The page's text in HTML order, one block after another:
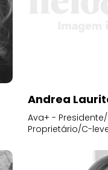
Andrea
Ava+ -
Proprietário/C-